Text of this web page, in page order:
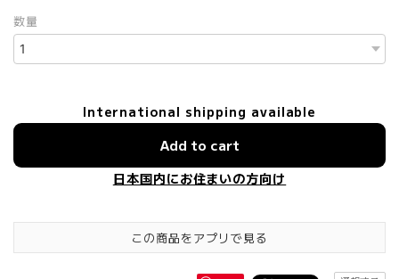
数量
International shipping available
Add to cart
日本国内にお住まいの方向け
この商品をアプリで見る